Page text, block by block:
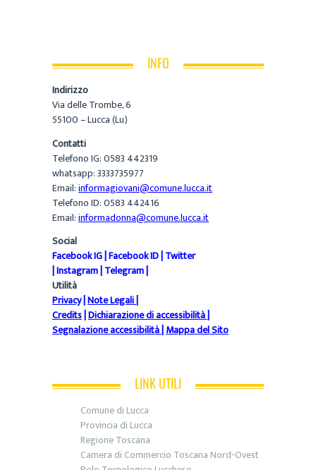
INFO
Indirizzo
Via delle Trombe, 6
55100 – Lucca (Lu)
Contatti
Telefono IG: 0583 442319
whatsapp: 3333735977
Email:informagiovani@comune.lucca.it
Telefono ID: 0583 442416
Email:informadonna@comune.lucca.it
Social
Facebook IG|Facebook ID|Twitter
|Instagram|Telegram|
Utilità
Privacy|Note Legali|
Credits|Dichiarazione di accessibilità|
Segnalazione accessibilità|Mappa del Sito
LINK UTILI
Comune di Lucca
Provincia di Lucca
Regione Toscana
Camera di Commercio Toscana Nord-Ovest